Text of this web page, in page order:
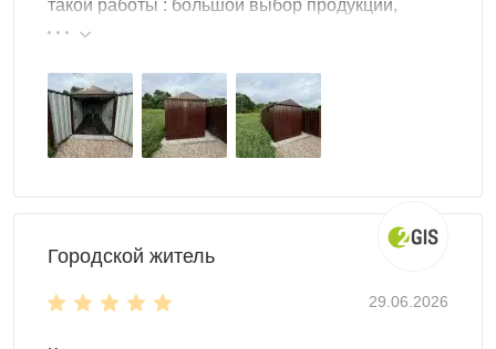
такой работы : большой выбор продукции,
реальные цены.
Городской житель
29.06.2026